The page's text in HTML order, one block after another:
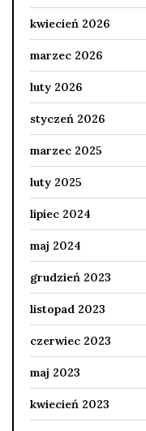
kwiecień 2026
marzec 2026
luty 2026
styczeń 2026
marzec 2025
luty 2025
lipiec 2024
maj 2024
grudzień 2023
listopad 2023
czerwiec 2023
maj 2023
kwiecień 2023